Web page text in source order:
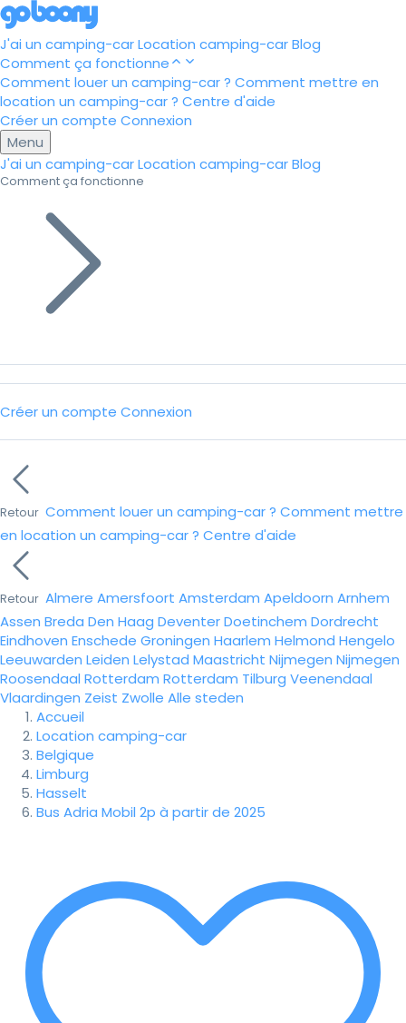
J'ai un camping-carLocation camping-carBlog
Comment ça fonctionne
Comment louer un camping-car ? Comment mettre en
location un camping-car ? Centre d'aide
Créer un compte Connexion
Menu
J'ai un camping-carLocation camping-carBlog
Comment ça fonctionne
Créer un compte Connexion
Retour Comment louer un camping-car ? Comment mettre
en location un camping-car ? Centre d'aide
Retour Almere Amersfoort Amsterdam Apeldoorn Arnhem
Assen Breda Den Haag DeventerDoetinchem Dordrecht
Eindhoven Enschede Groningen Haarlem Helmond Hengelo
Leeuwarden Leiden Lelystad Maastricht Nijmegen Nijmegen
Roosendaal Rotterdam Rotterdam Tilburg Veenendaal
Vlaardingen Zeist Zwolle Alle steden
Accueil
Location camping-car
Belgique
Limburg
Hasselt
Bus Adria Mobil 2p à partir de 2025